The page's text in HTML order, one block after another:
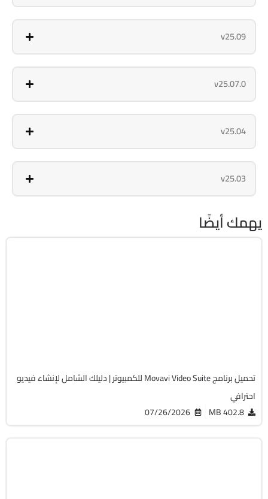
v25.09
v25.07.0
v25.04
v25.03
يهمك أيضًا
تحميل برنامج Movavi Video Suite للكمبيوتر | دليلك الشامل لإنشاء فيديو
احترافي
402.8 MB
07/26/2026